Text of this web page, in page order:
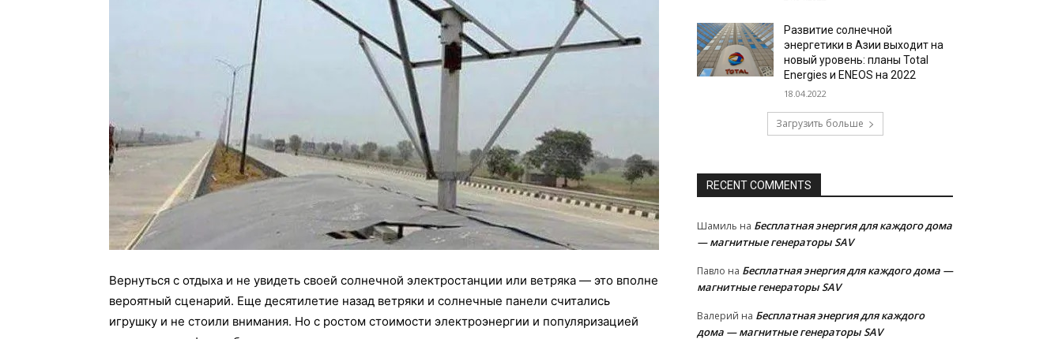
Вернуться с отдыха и не увидеть своей солнечной электростанции или ветряка — это вполне
вероятный сценарий. Еще десятилетие назад ветряки и солнечные панели считались
игрушку и не стоили внимания. Но с ростом стоимости электроэнергии и популяризацией
Развитие солнечной
энергетики в Азии выходит на
новый уровень: планы Total
Energies и ENEOS на 2022
18.04.2022
Загрузить больше
RECENT COMMENTS
Шамиль на Бесплатная энергия для каждого дома
— магнитные генераторы SAV
Павло на Бесплатная энергия для каждого дома —
магнитные генераторы SAV
Валерий на Бесплатная энергия для каждого
дома — магнитные генераторы SAV